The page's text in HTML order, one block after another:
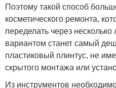
Поэтому такой способ
косметического ремонта,
переделать через
вариантом станет самый
пластиковый плинтус, не
скрытого монтажа или
Из инструментов